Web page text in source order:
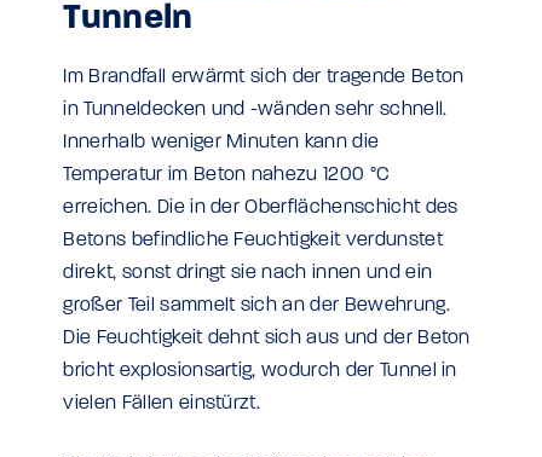
Tunneln
Im Brandfall erwärmt sich der tragende Beton
in Tunneldecken und -wänden sehr schnell.
Innerhalb weniger Minuten kann die
Temperatur im Beton nahezu 1200 °C
erreichen. Die in der Oberflächenschicht des
Betons befindliche Feuchtigkeit verdunstet
direkt, sonst dringt sie nach innen und ein
großer Teil sammelt sich an der Bewehrung.
Die Feuchtigkeit dehnt sich aus und der Beton
bricht explosionsartig, wodurch der Tunnel in
vielen Fällen einstürzt.